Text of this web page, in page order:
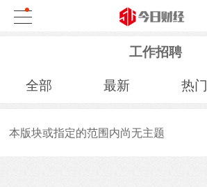
工作招聘
全部 最新 热门
本版块或指定的范围内尚无主题